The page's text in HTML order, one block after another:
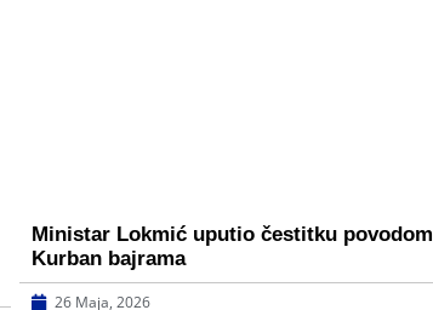
Ministar Lokmić uputio čestitku povodom
Kurban bajrama
26 Maja, 2026